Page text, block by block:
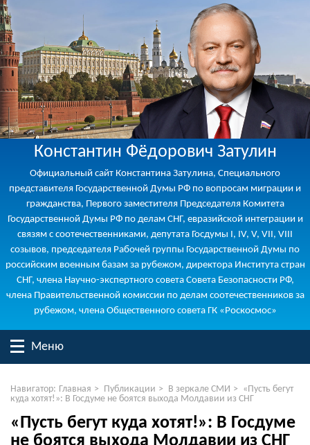
Константин Фёдорович Затулин
Официальный сайт Константина Затулина, Специального
представителя Государственной Думы РФ по вопросам миграции и
гражданства, Первого заместителя Председателя Комитета
Государственной Думы РФ по делам СНГ, евразийской интеграции и
связям с соотечественниками, депутата Госдумы I, IV, V, VII, VIII
созывов, председателя Рабочей группы Государственной Думы по
российским военным базам за рубежом, директора Института стран
СНГ, члена Научно-экспертного совета Совета Безопасности РФ,
члена Правительственной комиссии по делам соотечественников за
рубежом, члена Общественного совета ГК «Роскосмос»
Меню
Навигатор: Главная > Публикации > В зеркале СМИ > «Пусть бегут
куда хотят!»: В Госдуме не боятся выхода Молдавии из СНГ
«Пусть бегут куда хотят!»: В Госдуме
не боятся выхода Молдавии из СНГ